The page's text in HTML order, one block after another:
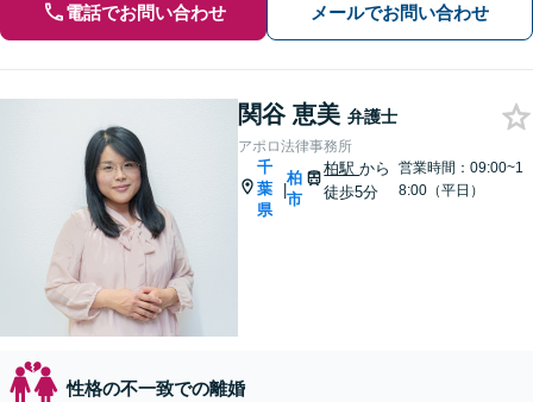
電話でお問い合わせ メールでお問い合わせ
関谷 恵美 弁護士
アポロ法律事務所
千
葉
県
|
柏
市
柏駅から
徒歩5分
営業時間：09:00~1
8:00（平日）
性格の不一致での離婚